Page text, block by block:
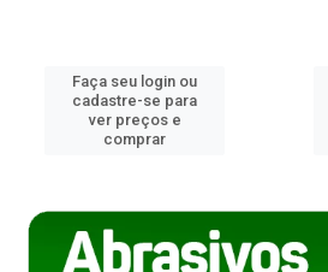
Faça seu login ou
cadastre-se para
ver preços e
comprar